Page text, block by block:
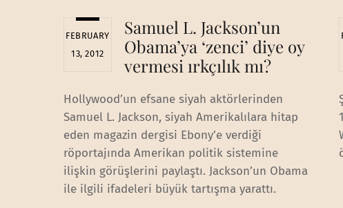
FEBRUARY
13, 2012
Samuel L. Jackson’un
Obama’ya ‘zenci’ diye oy
vermesi ırkçılık mı?
Hollywood’un efsane siyah aktörlerinden
Samuel L. Jackson, siyah Amerikalılara hitap
eden magazin dergisi Ebony’e verdiği
röportajında Amerikan politik sistemine
ilişkin görüşlerini paylaştı. Jackson’un Obama
ile ilgili ifadeleri büyük tartışma yarattı.